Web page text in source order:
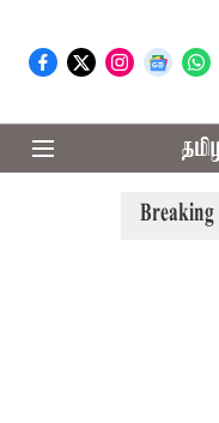
Breaking
தவிர்க்க